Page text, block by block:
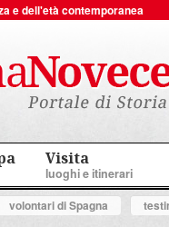
e dell'età contemporanea
Visita
luoghi e itinerari
volontari di Spagna